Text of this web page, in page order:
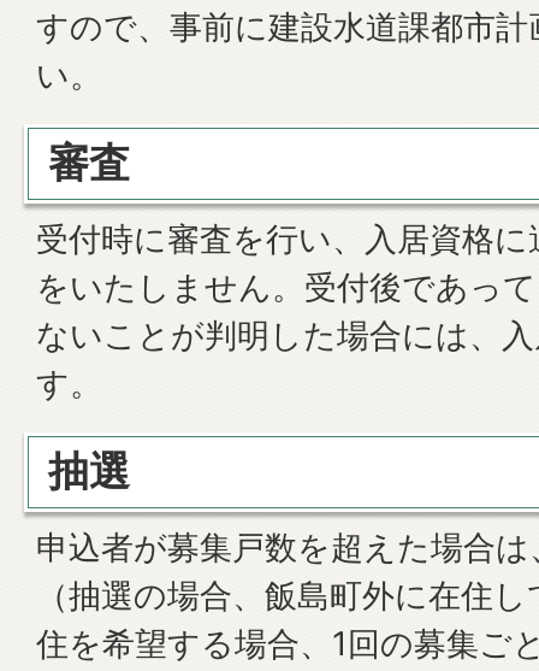
すので、事前に建設水道課都市
い。
審査
受付時に審査を行い、入居資格
をいたしません。受付後であっ
ないことが判明した場合には、
す。
抽選
申込者が募集戸数を超えた場合
（抽選の場合、飯島町外に在住
住を希望する場合、1回の募集ご